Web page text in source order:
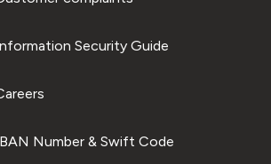
Security Guide
Number & Swift Code